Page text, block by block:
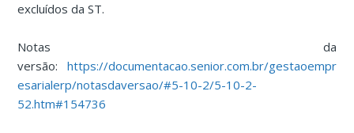
excluídos da ST.
Notas da
versão: https://documentacao.senior.com.br/gestaoempr
esarialerp/notasdaversao/#5-10-2/5-10-2-
52.htm#154736